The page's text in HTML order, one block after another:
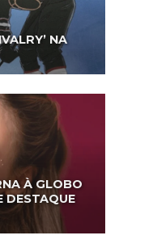
NA
À GLOBO
DESTAQUE